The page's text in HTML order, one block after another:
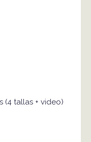
(4 tallas + video)